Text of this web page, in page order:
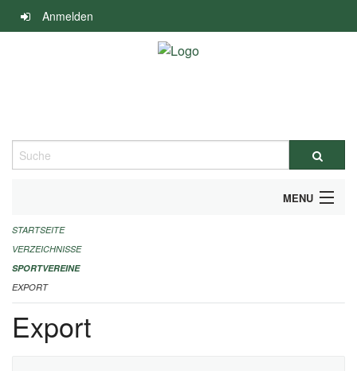
Navigation
überspringen
Anmelden
Suche
MENU
ALLGEMEINE INFORMATIONEN
FINANZIELLE UNTERSTÜTZUNG BENÖTIGT?
KONTAKT
STARTSEITE
VERZEICHNISSE
SPORTVEREINE
EXPORT
Export